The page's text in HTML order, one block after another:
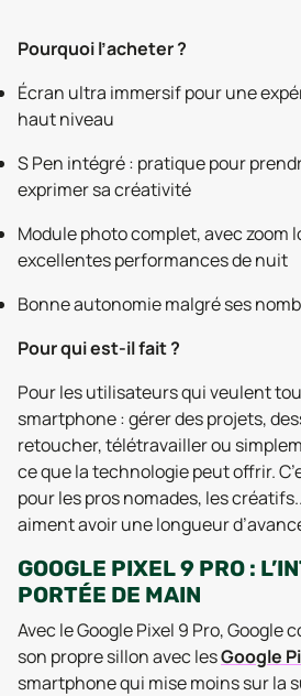
Pourquoi l’acheter ?
Écran ultra immersif pour une
haut niveau
S Pen intégré : pratique pour
exprimer sa créativité
Module photo complet, avec zoom
excellentes performances de nuit
Bonne autonomie malgré ses
Pour qui est-il fait ?
Pour les utilisateurs qui veulent
smartphone : gérer des projets,
retoucher, télétravailler ou
ce que la technologie peut offrir.
pour les pros nomades, les
aiment avoir une longueur
GOOGLE PIXEL 9 PRO :
PORTÉE DE MAIN
Avec le Google Pixel 9 Pro, Google
son propre sillon avec lesGoogle
smartphone qui mise moins sur la